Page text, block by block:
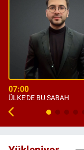
07:00
ÜLKE'DE BU SABAH